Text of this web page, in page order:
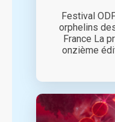
Festival
orphelins
France La
onzième